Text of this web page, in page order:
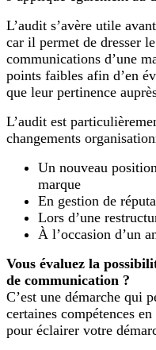
L’audit s’avère utile
car il permet de dresser
communications d’une
points faibles afin d’en
que leur pertinence
L’audit est
changements
Un nouveau
marque
En gestion de
Lors d’une
À l’occasion d’un
Vous évaluez la
de communication ?
C’est une démarche qui
certaines compétences
pour éclairer votre